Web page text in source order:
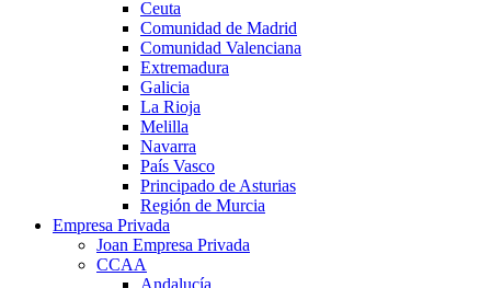
Ceuta
Comunidad de Madrid
Comunidad Valenciana
Extremadura
Galicia
La Rioja
Melilla
Navarra
País Vasco
Principado de Asturias
Región de Murcia
Empresa Privada
Joan Empresa Privada
CCAA
Andalucía